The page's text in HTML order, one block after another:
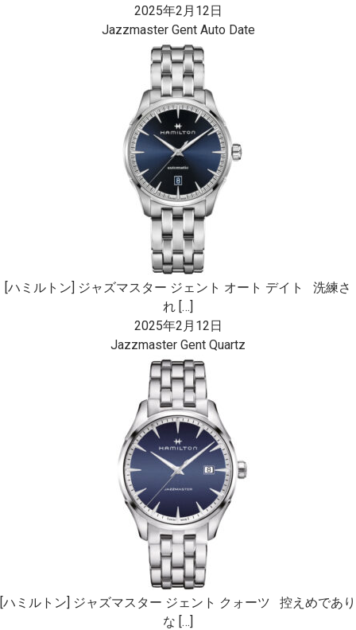
2025年2月12日
Jazzmaster Gent Auto Date
[ハミルトン] ジャズマスター ジェント オート デイト 洗練さ
れ […]
2025年2月12日
Jazzmaster Gent Quartz
[ハミルトン] ジャズマスター ジェント クォーツ 控えめであり
な […]